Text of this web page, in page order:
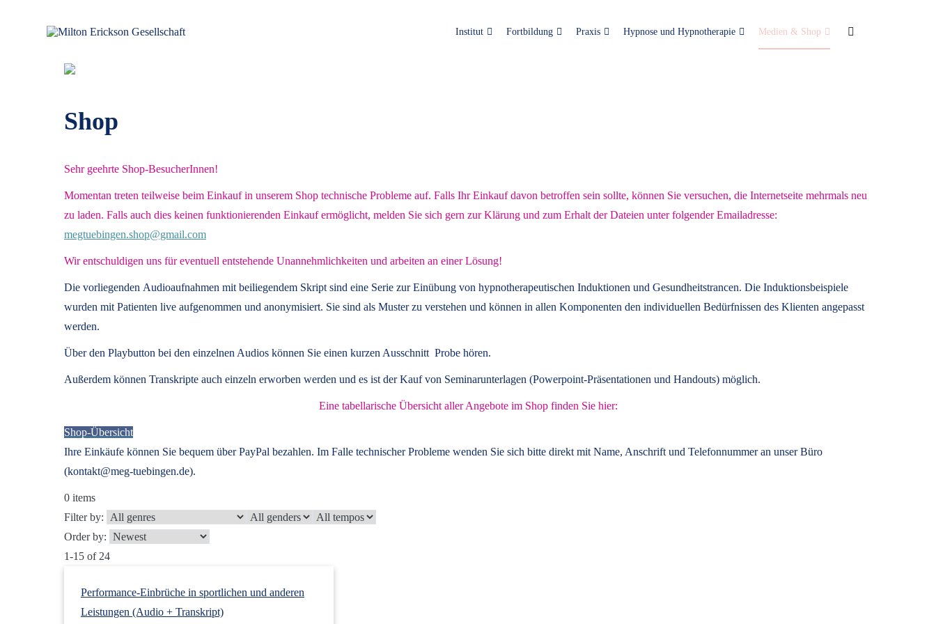
Institut Fortbildung Praxis Hypnose und Hypnotherapie Medien & Shop
Shop
Sehr geehrte Shop-BesucherInnen!
Momentan treten teilweise beim Einkauf in unserem Shop technische Probleme auf. Falls Ihr Einkauf davon betroffen sein sollte, können Sie versuchen, die Internetseite mehrmals neu
zu laden. Falls auch dies keinen funktionierenden Einkauf ermöglicht, melden Sie sich gern zur Klärung und zum Erhalt der Dateien unter folgender Emailadresse:
megtuebingen.shop@gmail.com
Wir entschuldigen uns für eventuell entstehende Unannehmlichkeiten und arbeiten an einer Lösung!
Die vorliegenden Audioaufnahmen mit beiliegendem Skript sind eine Serie zur Einübung von hypnotherapeutischen Induktionen und Gesundheitstrancen. Die Induktionsbeispiele
wurden mit Patienten live aufgenommen und anonymisiert. Sie sind als Muster zu verstehen und können in allen Komponenten den individuellen Bedürfnissen des Klienten angepasst
werden.
Über den Playbutton bei den einzelnen Audios können Sie einen kurzen Ausschnitt Probe hören.
Außerdem können Transkripte auch einzeln erworben werden und es ist der Kauf von Seminarunterlagen (Powerpoint-Präsentationen und Handouts) möglich.
Eine tabellarische Übersicht aller Angebote im Shop finden Sie hier:
Shop-Übersicht
Ihre Einkäufe können Sie bequem über PayPal bezahlen. Im Falle technischer Probleme wenden Sie sich bitte direkt mit Name, Anschrift und Telefonnummer an unser Büro
(kontakt@meg-tuebingen.de).
0 items
Filter by:
Order by:
1-15 of 24
Performance-Einbrüche in sportlichen und anderen
Leistungen (Audio + Transkript)